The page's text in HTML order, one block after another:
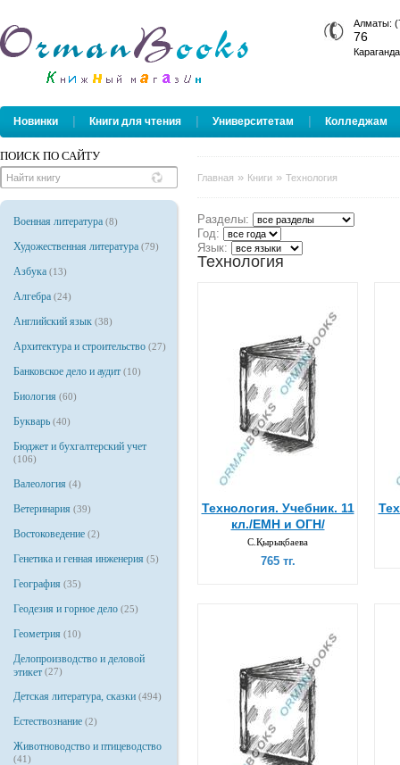
Алматы:
76
Новинки Книги для чтения Университетам Колледжам
ПОИСК ПО САЙТУ
Военная литература (8)
Художественная литература (79)
Азбука (13)
Алгебра (24)
Английский язык (38)
Архитектура и строительство (27)
Банковское дело и аудит (10)
Биология (60)
Букварь (40)
Бюджет и бухгалтерский учет
(106)
Валеология (4)
Ветеринария (39)
Востоковедение (2)
Генетика и генная инженерия (5)
География (35)
Геодезия и горное дело (25)
Геометрия (10)
Делопроизводство и деловой
этикет (27)
Детская литература, сказки (494)
Естествознание (2)
Животноводство и птицеводство
(41)
Главная » Книги » Технология
Разделы:
Год:
Язык:
Технология
Технология. Учебник. 11
кл./ЕМН и ОГН/
С.Қырықбаева
765 тг.